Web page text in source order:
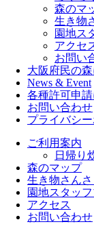
森のマ
生き物
園地ス
アクセ
お問い
大阪府民の
News & Event
各種許可申
お問い合わせ
プライバシ
ご利用案内
日帰り
森のマップ
生き物さんさ
園地スタッ
アクセス
お問い合わせ